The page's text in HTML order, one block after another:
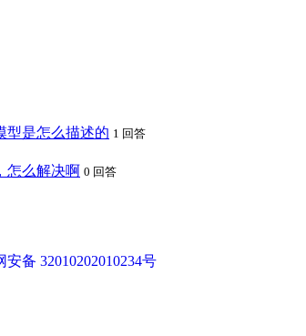
型是怎么描述的 1 回答
怎么解决啊 0 回答
安备 32010202010234号